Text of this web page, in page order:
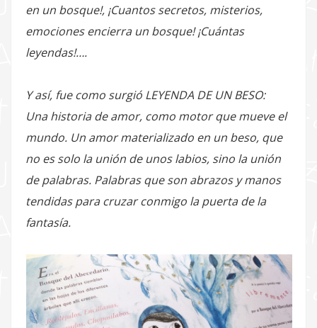
en un bosque!, ¡Cuantos secretos, misterios,
emociones encierra un bosque! ¡Cuántas
leyendas!….
Y así, fue como surgió LEYENDA DE UN BESO:
Una historia de amor, como motor que mueve el
mundo. Un amor materializado en un beso, que
no es solo la unión de unos labios, sino la unión
de palabras. Palabras que son abrazos y manos
tendidas para cruzar conmigo la puerta de la
fantasía.